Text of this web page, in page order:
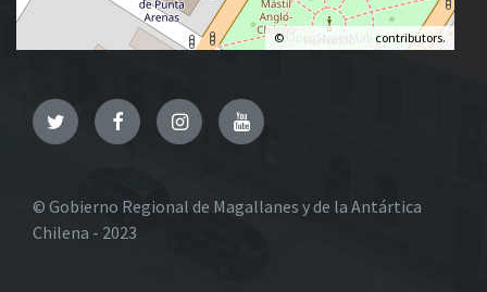
© OpenStreetMap contributors.
TwitterFacebookInstagramYouTube
© Gobierno Regional de Magallanes y de la Antártica
Chilena - 2023